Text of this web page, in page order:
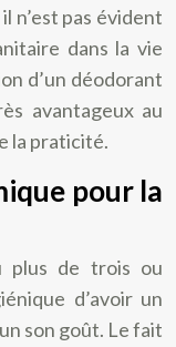
n’est pas évident
dans la vie
d’un déodorant
avantageux au
la praticité.
pour la
plus de trois ou
d’avoir un
son goût. Le fait